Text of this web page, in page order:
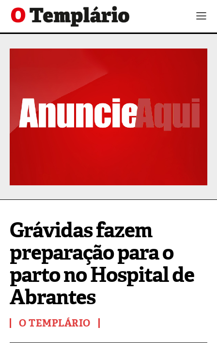
Grávidas fazem
preparação para o
parto no Hospital de
Abrantes
O TEMPLÁRIO